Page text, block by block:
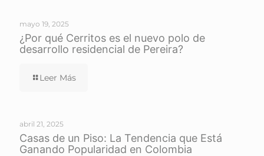
mayo 19, 2025
¿Por qué Cerritos es el nuevo polo de
desarrollo residencial de Pereira?
Leer Más
abril 21, 2025
Casas de un Piso: La Tendencia que Está
Ganando Popularidad en Colombia